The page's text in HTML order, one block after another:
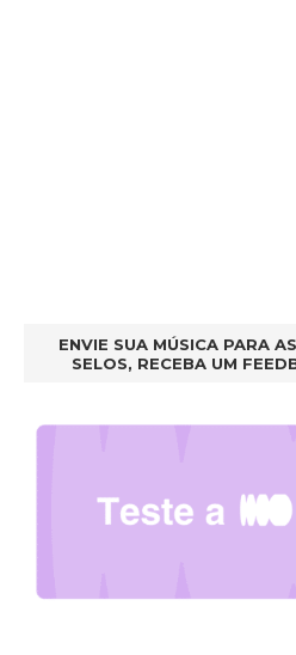
ENVIE SUA MÚSICA PARA
SELOS, RECEBA UM